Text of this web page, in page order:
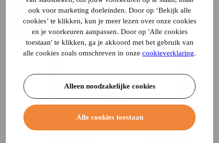
ook voor marketing doeleinden. Door op ‘Bekijk alle
cookies’ te klikken, kun je meer lezen over onze cookies
en je voorkeuren aanpassen. Door op 'Alle cookies
toestaan' te klikken, ga je akkoord met het gebruik van
alle cookies zoals omschreven in onze cookieverklaring.
Alleen noodzakelijke cookies
Alle cookies toestaan